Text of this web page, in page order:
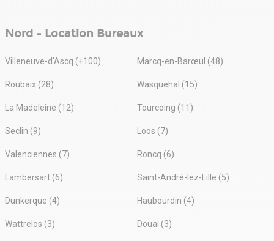
Nord - Location Bureaux
Villeneuve-d'Ascq (+100) Marcq-en-Barœul (48)
Roubaix (28) Wasquehal (15)
La Madeleine (12) Tourcoing (11)
Seclin (9) Loos (7)
Valenciennes (7) Roncq (6)
Lambersart (6) Saint-André-lez-Lille (5)
Dunkerque (4) Haubourdin (4)
Wattrelos (3) Douai (3)